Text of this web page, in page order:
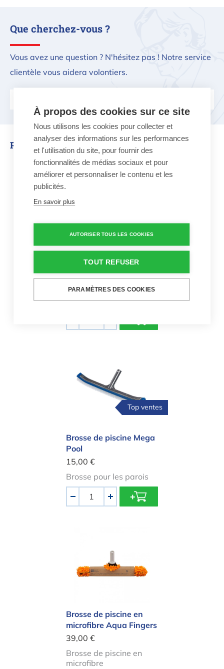
Que cherchez-vous ?
Vous avez une question ? N'hésitez pas ! Notre service
clientèle vous aidera volontiers.
Produits similaires
Brosse de piscine de luxe
Brosse de piscine de
15,95 €
Brosse de piscine
tendance
Top ventes
Brosse de piscine Mega
Pool
15,00 €
Brosse pour les parois
Quantité
+
Brosse de piscine en
microfibre Aqua Fingers
39,00 €
Brosse de piscine en
microfibre
À propos des cookies sur ce site
Nous utilisons les cookies pour collecter et
analyser des informations sur les performances
et l'utilisation du site, pour fournir des
fonctionnalités de médias sociaux et pour
améliorer et personnaliser le contenu et les
publicités.
En savoir plus
AUTORISER TOUS LES COOKIES
TOUT REFUSER
PARAMÈTRES DES COOKIES